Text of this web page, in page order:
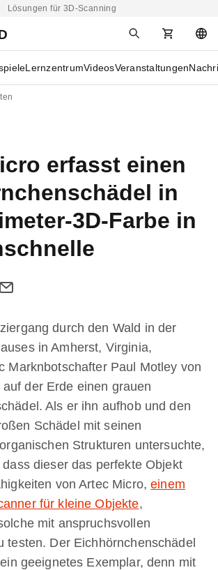
Lösungen für 3D-Scanning
LernzentrumVideosVeranstaltungen
erfasst einen
in
3D-Farbe in
durch den Wald in der
in Amherst, Virginia,
Marknbotschafter Paul Motley von
auf der Erde einen grauen
Als er ihn aufhob und den
Schädel mit seinen
Strukturen untersuchte,
dieser das perfekte Objekt
von Artec Micro,einem
für kleine Objekte,
mit anspruchsvollen
testen. Der Eichhörnchenschädel
geeignetes Exemplar, denn mit